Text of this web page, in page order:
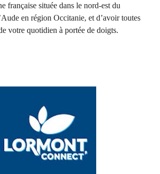
française située dans le nord-est du
en région Occitanie, et d’avoir toutes
votre quotidien à portée de doigts.